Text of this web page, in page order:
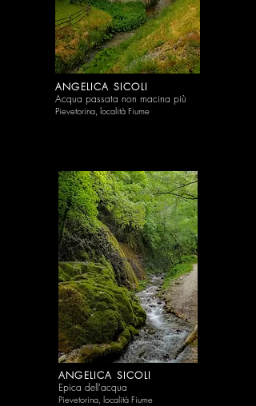
ANGELICA SICOLI
Acqua passata non macina più
Pievetorina, località Fiume
ANGELICA SICOLI
Epica dell'acqua
Pievetorina, località Fiume